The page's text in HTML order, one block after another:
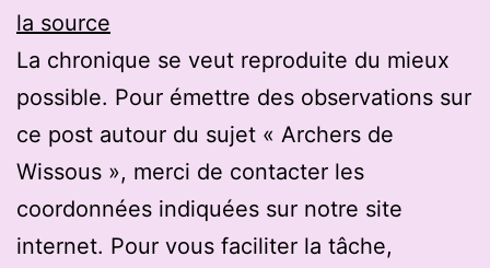
la source
La chronique se veut reproduite du mieux
possible. Pour émettre des observations sur
ce post autour du sujet « Archers de
Wissous », merci de contacter les
coordonnées indiquées sur notre site
internet. Pour vous faciliter la tâche,